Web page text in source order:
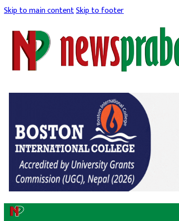
Skip to main contentSkip to footer